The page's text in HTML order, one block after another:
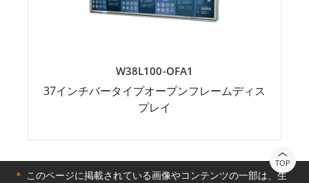
W38L100-OFA1
37インチバータイプオープンフレームディス
プレイ
TOP
＊ このページに掲載されている画像やコンテンツの一部は、生